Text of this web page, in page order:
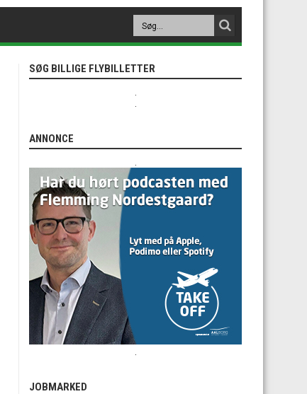
SØG BILLIGE FLYBILLETTER
ANNONCE
JOBMARKED